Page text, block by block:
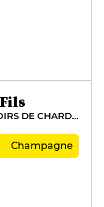
SPÉCIAL CLUB GRANDS TERROIRS DE CHARDONNAY
Champagne